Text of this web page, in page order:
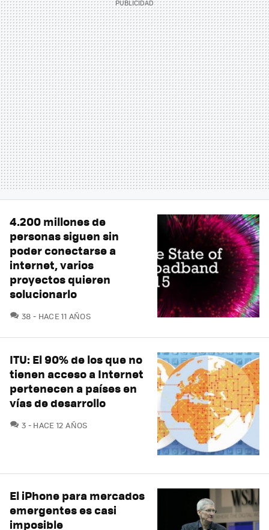
4.200 millones de
personas siguen sin
poder conectarse a
internet, varios
proyectos quieren
solucionarlo
38 COMENTARIOS
HACE 11 AÑOS
ITU: El 90% de los que no
tienen acceso a Internet
pertenecen a países en
vías de desarrollo
3 COMENTARIOS
HACE 12 AÑOS
El iPhone para mercados
emergentes es casi
imposible